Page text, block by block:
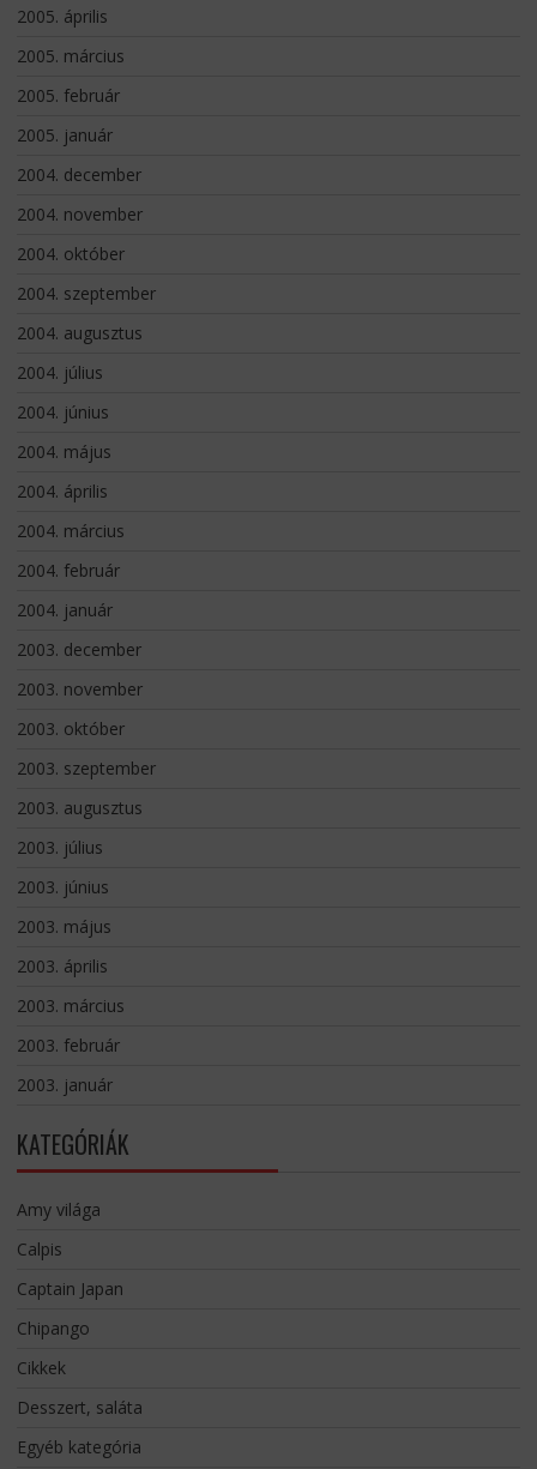
2005. április
2005. március
2005. február
2005. január
2004. december
2004. november
2004. október
2004. szeptember
2004. augusztus
2004. július
2004. június
2004. május
2004. április
2004. március
2004. február
2004. január
2003. december
2003. november
2003. október
2003. szeptember
2003. augusztus
2003. július
2003. június
2003. május
2003. április
2003. március
2003. február
2003. január
KATEGÓRIÁK
Amy világa
Calpis
Captain Japan
Chipango
Cikkek
Desszert, saláta
Egyéb kategória